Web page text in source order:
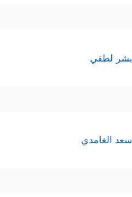
بشر لطفي
سعد الغامدي